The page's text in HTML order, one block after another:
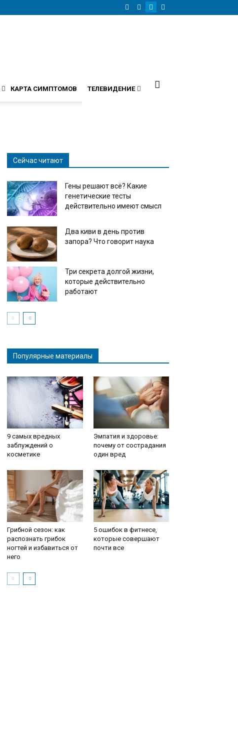
КАРТА СИМПТОМОВ ТЕЛЕВИДЕНИЕ
Сейчас читают
Гены решают всё? Какие
генетические тесты
действительно имеют смысл
Два киви в день против
запора? Что говорит наука
Три секрета долгой жизни,
которые действительно
работают
Популярные материалы
9 самых вредных
заблуждений о
косметике
Эмпатия и здоровье:
почему от сострадания
один вред
Грибной сезон: как
распознать грибок
ногтей и избавиться от
него
5 ошибок в фитнесе,
которые совершают
почти все